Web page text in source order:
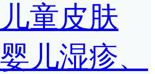
童皮肤
儿湿疹、